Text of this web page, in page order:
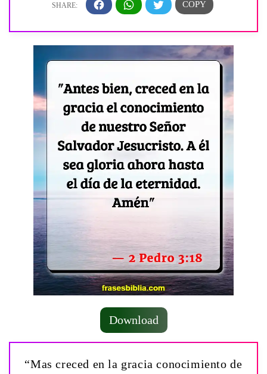
Download
“Mas creced en la gracia conocimiento de